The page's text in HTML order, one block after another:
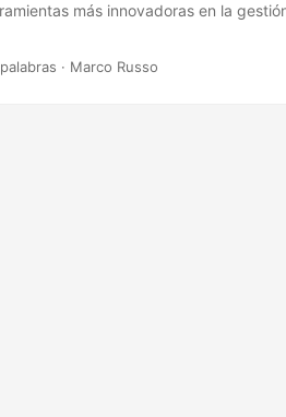
más innovadoras en la
· Marco Russo